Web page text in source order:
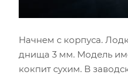
Начнем с корпуса.
днища 3 мм. Модель
кокпит сухим. В